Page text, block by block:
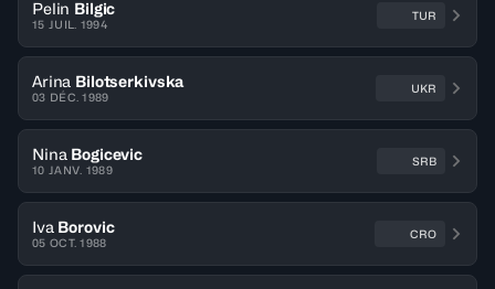
Pelin Bilgic
15 JUIL. 1994
TUR
Arina Bilotserkivska
03 DÉC. 1989
UKR
Nina Bogicevic
10 JANV. 1989
SRB
Iva Borovic
05 OCT. 1988
CRO